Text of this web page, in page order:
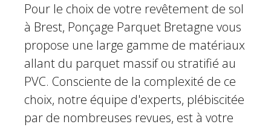
Pour le choix de votre revêtement de sol
à Brest, Ponçage Parquet Bretagne vous
propose une large gamme de matériaux
allant du parquet massif ou stratifié au
PVC. Consciente de la complexité de ce
choix, notre équipe d'experts, plébiscitée
par de nombreuses revues, est à votre